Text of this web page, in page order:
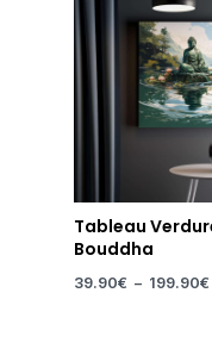
Tableau
Bouddha
39.90€ – 199.90€